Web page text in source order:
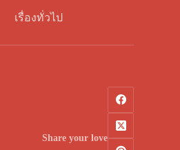
เรื่องทั่วไป
Share your love